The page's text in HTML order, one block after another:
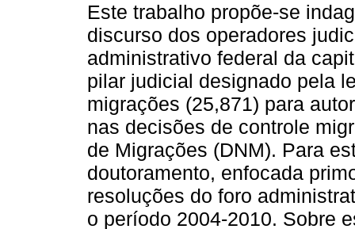
Este trabalho propõe-se
discurso dos operadores
administrativo federal da
pilar judicial designado pela
migrações (25,871) para
nas decisões de controle
de Migrações (DNM). Para
doutoramento, enfocada
resoluções do foro
o período 2004-2010. Sobre